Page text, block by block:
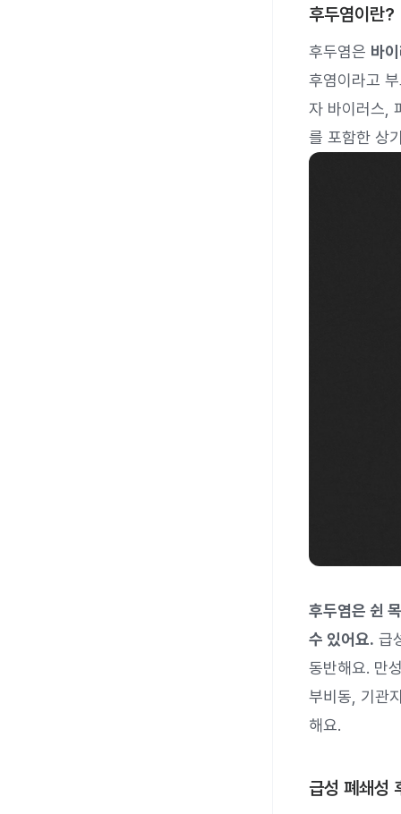
후두염이란?
후두염은 바
후염이라고
자 바이러스,
를 포함한 상
후두염은 쉰
수 있어요. 급
동반해요. 만
부비동, 기관
해요.
급성 폐쇄성